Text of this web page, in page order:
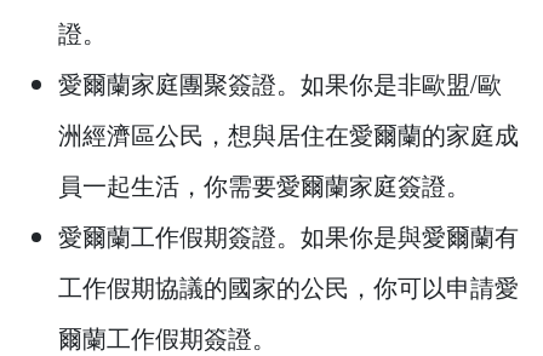
證。
愛爾蘭家庭團聚簽證。如果你是非歐盟/歐
洲經濟區公民，想與居住在愛爾蘭的家庭成
員一起生活，你需要愛爾蘭家庭簽證。
愛爾蘭工作假期簽證。如果你是與愛爾蘭有
工作假期協議的國家的公民，你可以申請愛
爾蘭工作假期簽證。